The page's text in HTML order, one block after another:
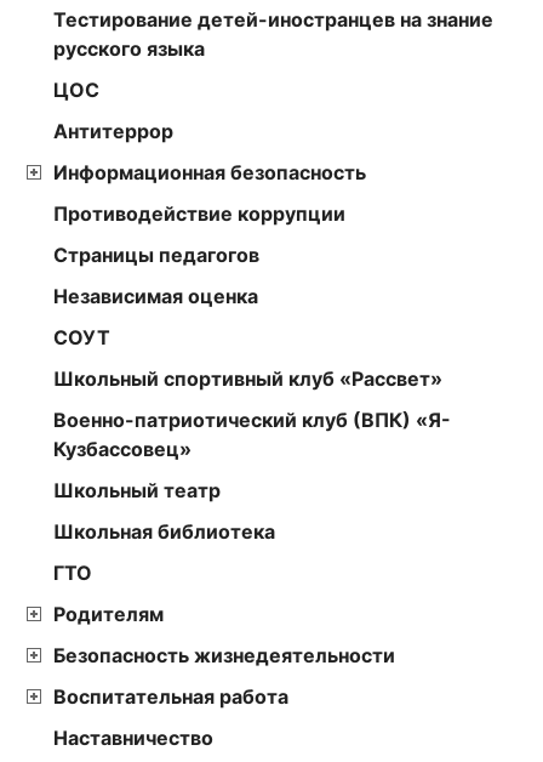
Тестирование детей-иностранцев на знание
русского языка
ЦОС
Антитеррор
Информационная безопасность
Противодействие коррупции
Страницы педагогов
Независимая оценка
СОУТ
Школьный спортивный клуб «Рассвет»
Военно-патриотический клуб (ВПК) «Я-
Кузбассовец»
Школьный театр
Школьная библиотека
ГТО
Родителям
Безопасность жизнедеятельности
Воспитательная работа
Наставничество